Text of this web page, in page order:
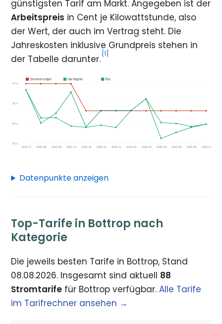
günstigsten Tarif am Markt. Angegeben ist der
Arbeitspreis in Cent je Kilowattstunde, also
der Wert, der auch im Vertrag steht. Die
Jahreskosten inklusive Grundpreis stehen in
der Tabelle darunter. [1]
Datenpunkte anzeigen
Top-Tarife in Bottrop nach
Kategorie
Die jeweils besten Tarife in Bottrop, Stand
08.08.2026. Insgesamt sind aktuell 88
Stromtarife für Bottrop verfügbar.Alle Tarife
im Tarifrechner ansehen →